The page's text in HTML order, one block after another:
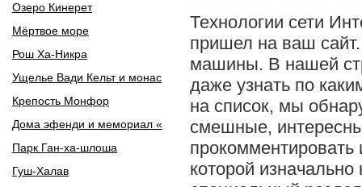
Озеро Кинерет
Мёртвое море
Рош Ха-Никра
Ущелье Вади Кельт и монас
Крепость Монфор
Дома эфенди и мемориал «
Парк Ган-ха-шлоша
Гуш-Халав
Технологии сети
пришел на ваш
машины. В нашей
даже узнать по
на список, мы
смешные,
которой